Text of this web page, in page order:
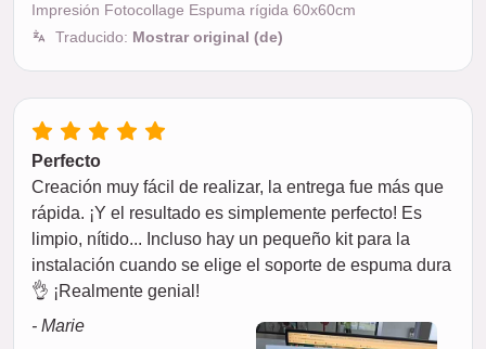
Impresión Fotocollage Espuma rígida 60x60cm
Traducido: Mostrar original (de)
Perfecto
Creación muy fácil de realizar, la entrega fue más que
rápida. ¡Y el resultado es simplemente perfecto! Es
limpio, nítido... Incluso hay un pequeño kit para la
instalación cuando se elige el soporte de espuma dura
👌 ¡Realmente genial!
- Marie